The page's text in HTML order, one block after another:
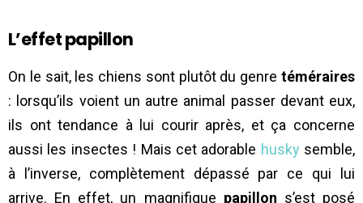
L’effet papillon
On le sait, les chiens sont plutôt du genre téméraires
: lorsqu’ils voient un autre animal passer devant eux,
ils ont tendance à lui courir après, et ça concerne
aussi les insectes ! Mais cet adorable husky semble,
à l’inverse, complètement dépassé par ce qui lui
arrive. En effet, un magnifique papillon s’est posé